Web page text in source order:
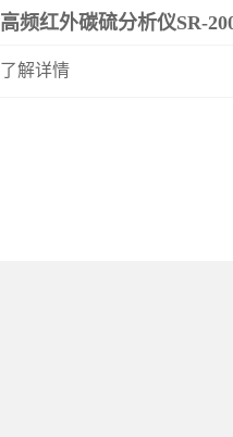
高频红外碳硫分析仪SR-
了解详情